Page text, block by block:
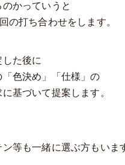
かっていうと
の打ち合わせをします。
た後に
色決め」「仕様」の
基づいて提案します。
等も一緒に選ぶ方もいま